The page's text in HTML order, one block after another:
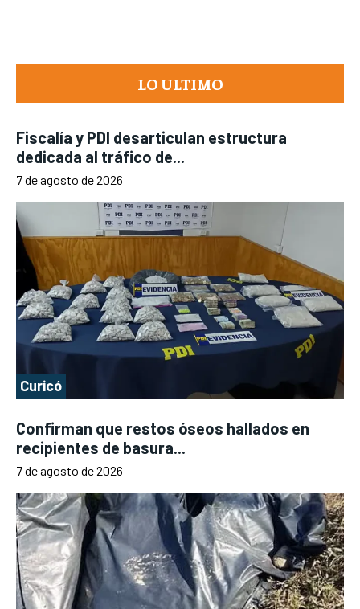
LO ULTIMO
Fiscalía y PDI desarticulan estructura
dedicada al tráfico de...
7 de agosto de 2026
Curicó
Confirman que restos óseos hallados en
recipientes de basura...
7 de agosto de 2026